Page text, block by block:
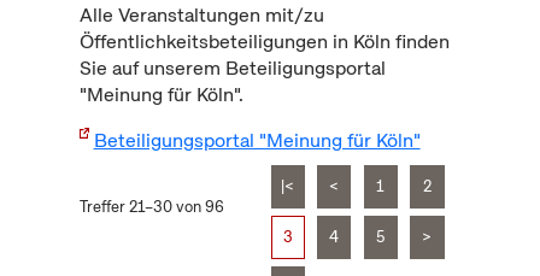
Alle Veranstaltungen mit/zu
Öffentlichkeitsbeteiligungen in Köln finden
Sie auf unserem Beteiligungsportal
"Meinung für Köln".
Beteiligungsportal "Meinung für Köln"
Treffer 21–30 von 96
|< < 1 2
3 4 5 >